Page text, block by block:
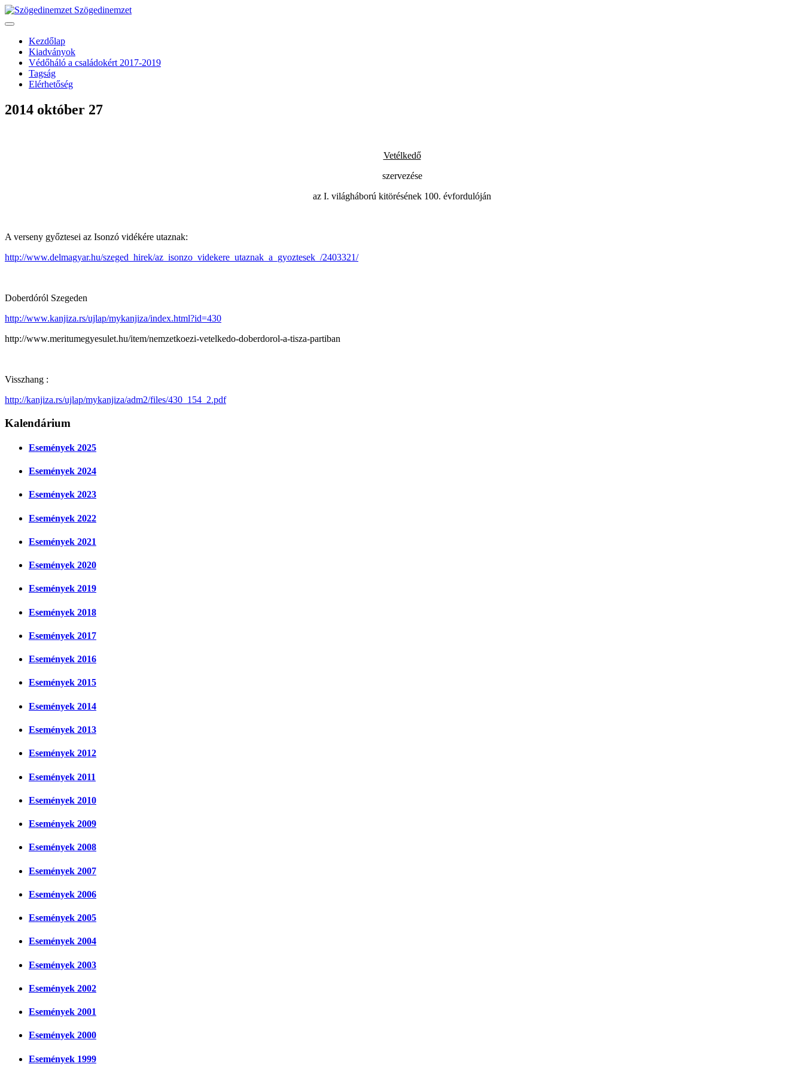
Szögedinemzet
Kezdőlap
Kiadványok
Védőháló a családokért 2017-2019
Tagság
Elérhetőség
2014 október 27
Vetélkedő
szervezése
az I. világháború kitörésének 100. évfordulóján
A verseny győztesei az Isonzó vidékére utaznak:
http://www.delmagyar.hu/szeged_hirek/az_isonzo_videkere_utaznak_a_gyoztesek_/2403321/
Doberdóról Szegeden
http://www.kanjiza.rs/ujlap/mykanjiza/index.html?id=430
http://www.meritumegyesulet.hu/item/nemzetkoezi-vetelkedo-doberdorol-a-tisza-partiban
Visszhang :
http://kanjiza.rs/ujlap/mykanjiza/adm2/files/430_154_2.pdf
Kalendárium
Események 2025
Események 2024
Események 2023
Események 2022
Események 2021
Események 2020
Események 2019
Események 2018
Események 2017
Események 2016
Események 2015
Események 2014
Események 2013
Események 2012
Események 2011
Események 2010
Események 2009
Események 2008
Események 2007
Események 2006
Események 2005
Események 2004
Események 2003
Események 2002
Események 2001
Események 2000
Események 1999